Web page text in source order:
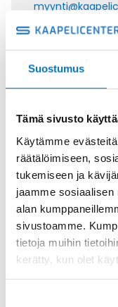
Suostumus
Tämä sivusto
Käytämme
räätälöimiseen,
tukemiseen ja
jaamme
alan
sivustoamme.
tietoja muihin
kerätty, kun olet
Saman kaapelin